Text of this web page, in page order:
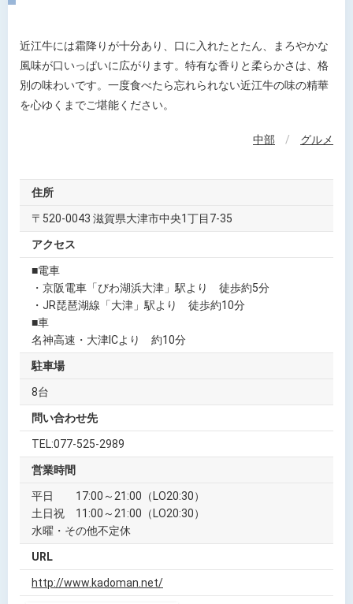
近江牛には霜降りが十分あり、口に入れたとたん、まろやかな
風味が口いっぱいに広がります。特有な香りと柔らかさは、格
別の味わいです。一度食べたら忘れられない近江牛の味の精華
を心ゆくまでご堪能ください。
中部 / グルメ
住所
〒520-0043 滋賀県大津市中央1丁目7-35
アクセス
■電車
・京阪電車「びわ湖浜大津」駅より 徒歩約5分
・JR琵琶湖線「大津」駅より 徒歩約10分
■車
名神高速・大津ICより 約10分
駐車場
8台
問い合わせ先
TEL:077-525-2989
営業時間
平日 17:00～21:00（LO20:30）
土日祝 11:00～21:00（LO20:30）
水曜・その他不定休
URL
http://www.kadoman.net/